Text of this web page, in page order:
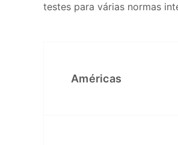
testes para várias normas
Américas